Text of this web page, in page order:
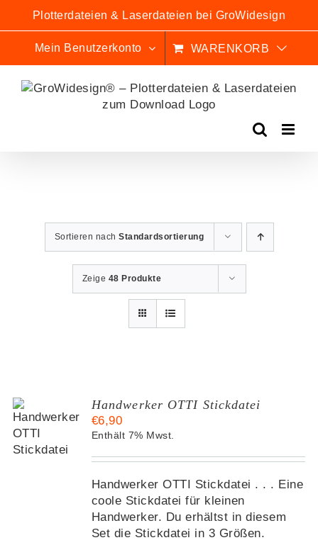
springen
Plotterdateien & Laserdateien bei GroWidesign
Mein Benutzerkonto WARENKORB
Sortieren nach Standardsortierung
Zeige 48 Produkte
Handwerker OTTI Stickdatei
€6,90
Enthält 7% Mwst.
Handwerker OTTI Stickdatei . . . Eine
coole Stickdatei für kleinen
Handwerker. Du erhältst in diesem
Set die Stickdatei in 3 Größen.